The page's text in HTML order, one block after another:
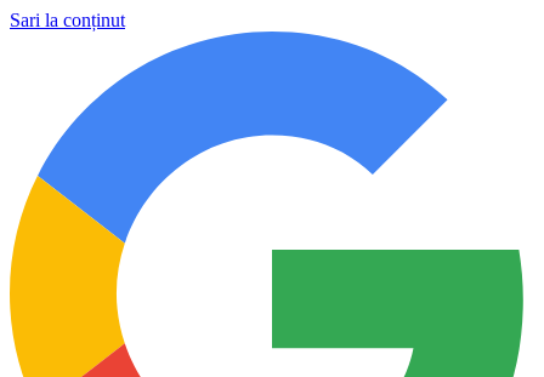
Sari la conținut